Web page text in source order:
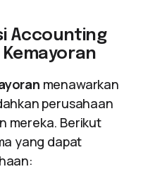
Accounting
menawarkan
perusahaan
mereka. Berikut
yang dapat